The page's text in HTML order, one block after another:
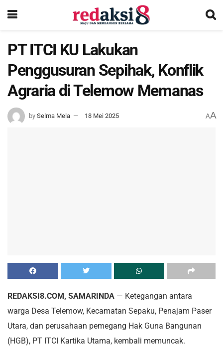
PT ITCI KU Lakukan
Penggusuran Sepihak, Konflik
Agraria di Telemow Memanas
by Selma Mela 18 Mei 2025 AA
REDAKSI8.COM, SAMARINDA — Ketegangan antara
warga Desa Telemow, Kecamatan Sepaku, Penajam Paser
Utara, dan perusahaan pemegang Hak Guna Bangunan
(HGB), PT ITCI Kartika Utama, kembali memuncak.